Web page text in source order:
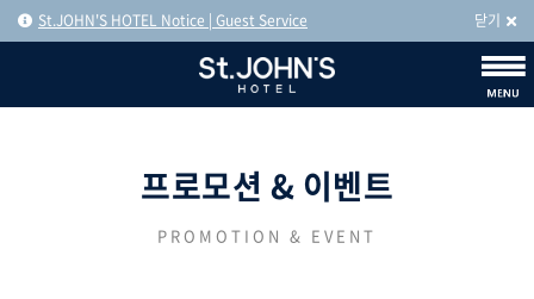
St.JOHN'S HOTEL Notice | Guest Service 닫기
프로모션 & 이벤트
PROMOTION & EVENT